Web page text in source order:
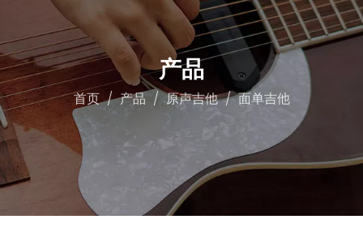
产品
首页 / 产品 / 原声吉他 / 面单吉他